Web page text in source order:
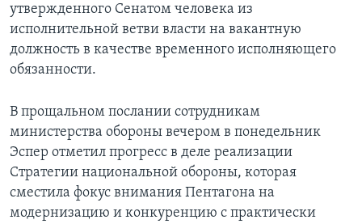
утвержденного Сенатом человека из
исполнительной ветви власти на вакантную
должность в качестве временного исполняющего
обязанности.
В прощальном послании сотрудникам
министерства обороны вечером в понедельник
Эспер отметил прогресс в деле реализации
Стратегии национальной обороны, которая
сместила фокус внимания Пентагона на
модернизацию и конкуренцию с практически